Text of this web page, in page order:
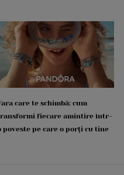
care te schimbă: cum
fiecare amintire într-
poveste pe care o porți cu tine